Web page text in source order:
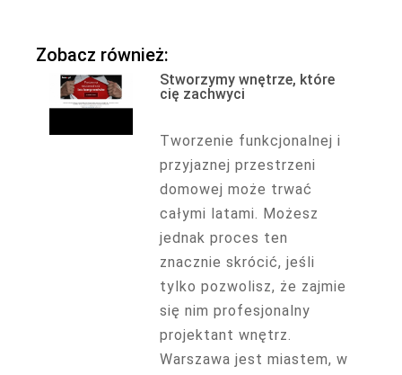
Zobacz również:
Stworzymy wnętrze, które
cię zachwyci
Tworzenie funkcjonalnej i
przyjaznej przestrzeni
domowej może trwać
całymi latami. Możesz
jednak proces ten
znacznie skrócić, jeśli
tylko pozwolisz, że zajmie
się nim profesjonalny
projektant wnętrz.
Warszawa jest miastem, w